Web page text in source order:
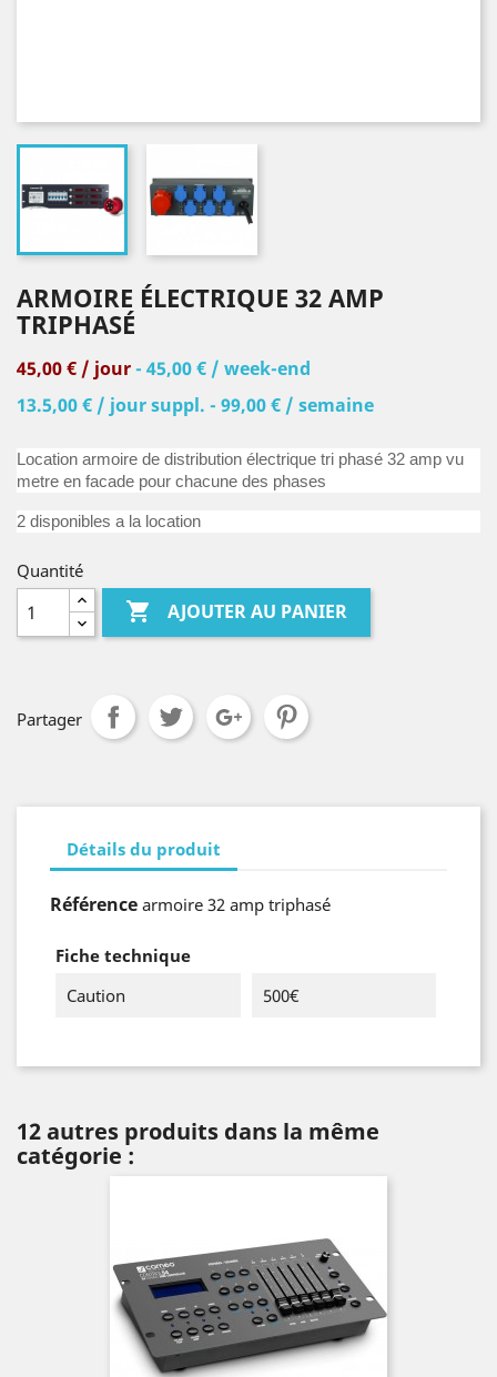
ARMOIRE ÉLECTRIQUE 32 AMP
TRIPHASÉ
45,00 € / jour- 45,00 € / week-end
13.5,00 € / jour suppl. - 99,00 € / semaine
Location armoire de distribution électrique tri phasé 32 amp vu
metre en facade pour chacune des phases
2 disponibles a la location
Quantité
 AJOUTER AU PANIER
Partager
Détails du produit
Référence armoire 32 amp triphasé
Fiche technique
Caution
500€
12 autres produits dans la même
catégorie :